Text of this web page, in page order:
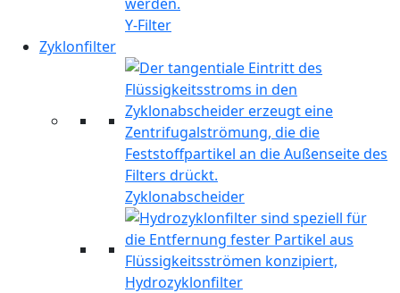
Y-Filter
Zyklonfilter
Zyklonabscheider